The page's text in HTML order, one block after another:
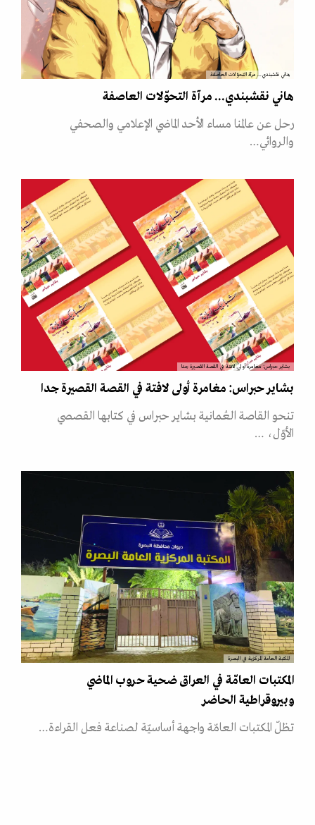
هاني نقشبندي... مرآة التحوّلات العاصفة
هاني نقشبندي... مرآة التحوّلات العاصفة
رحل عن عالمنا مساء الأحد الماضي الإعلامي والصحفي
والروائي…
بشاير حبراس: مغامرة أولى لافتة في القصة القصيرة جدا
بشاير حبراس: مغامرة أولى لافتة في القصة القصيرة جدا
تنحو القاصة العُمانية بشاير حبراس في كتابها القصصي
الأوّل، …
المكتبة العامة المركزية في البصرة
المكتبات العامّة في العراق ضحية حروب الماضي
وبيروقراطية الحاضر
تظلّ المكتبات العامّة واجهة أساسيّة لصناعة فعل القراءة…